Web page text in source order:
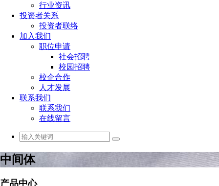
行业资讯
投资者关系
投资者联络
加入我们
职位申请
社会招聘
校园招聘
校企合作
人才发展
联系我们
联系我们
在线留言
中间体
产品中心